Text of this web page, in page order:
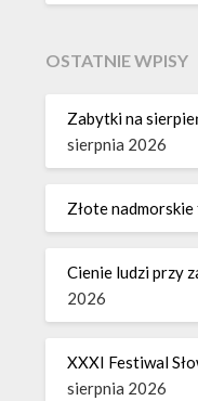
OSTATNIE WPISY
Zabytki na
sierpnia 2026
Złote
Cienie ludzi przy
2026
XXXI Festiwal
sierpnia 2026